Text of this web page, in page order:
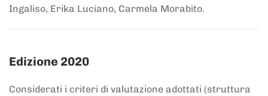
Ingaliso, Erika Luciano, Carmela Morabito.
Edizione 2020
Considerati i criteri di valutazione adottati (struttura